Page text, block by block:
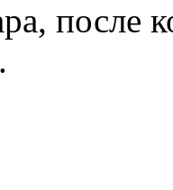
после